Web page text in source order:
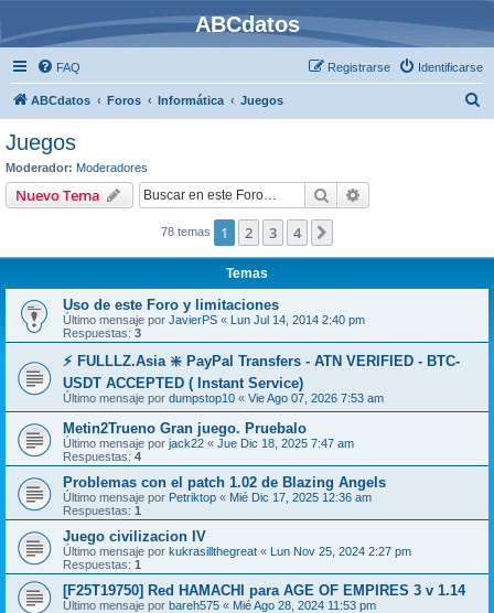
ABCdatos
FAQ Identificarse
Registrarse
ABCdatos Foros Informática Juegos
Juegos
Moderador: Moderadores
Nuevo Tema Buscar
78 temas 1 2 3 4
Temas
Uso de este Foro y limitaciones
Último mensaje por JavierPS « Lun Jul 14, 2014 2:40 pm
Respuestas: 3
⚡ FULLLZ.Asia ❇️ PayPal Transfers - ATN VERIFIED - BTC-
USDT ACCEPTED ( Instant Service)
Último mensaje por dumpstop10 « Vie Ago 07, 2026 7:53 am
Metin2Trueno Gran juego. Pruebalo
Último mensaje por jack22 « Jue Dic 18, 2025 7:47 am
Respuestas: 4
Problemas con el patch 1.02 de Blazing Angels
Último mensaje por Petriktop « Mié Dic 17, 2025 12:36 am
Respuestas: 1
Juego civilizacion IV
Último mensaje por kukrasillthegreat « Lun Nov 25, 2024 2:27 pm
Respuestas: 1
[F25T19750] Red HAMACHI para AGE OF EMPIRES 3 v 1.14
Último mensaje por bareh575 « Mié Ago 28, 2024 11:53 pm